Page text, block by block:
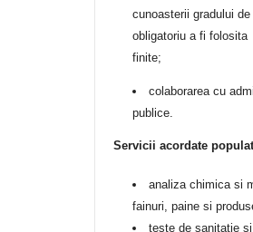
cunoasterii gradului
obligatoriu a fi
finite;
colaborarea cu
publice.
Servicii acordate
analiza chimica si
fainuri, paine si
teste de sanitatie